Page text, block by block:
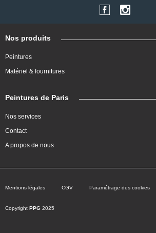
Nos produits
Peintures
Matériel & fournitures
Peintures de Paris
Nos services
Contact
A propos de nous
Mentions légales CGV Paramétrage des cookies
Copyright PPG 2025